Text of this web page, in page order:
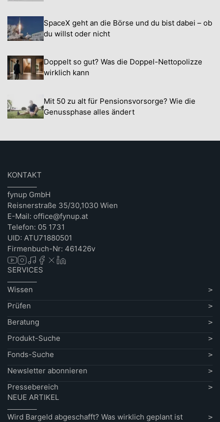
SpaceX geht an die Börse und du bist dabei – ob
du willst oder nicht
Doppelt so gut? Was die Doppel-Nettopolizze
wirklich kann
Mit 50 zu alt für Pensionsvorsorge? Wie die
Genussphase alles ändert
KONTAKT
fynup GmbH
Reisnerstraße 35/30,1030 Wien
E-Mail: office@fynup.at
Telefon: 05 1731
UID: ATU71880501
Firmenbuch-Nr: 461426v
SERVICES
Wissen
Prüfen
Beratung
Produkt-Suche
Fonds-Suche
Newsletter abonnieren
Pressebereich
NEUE ARTIKEL
Wird Bargeld abgeschafft? Was wirklich geplant ist